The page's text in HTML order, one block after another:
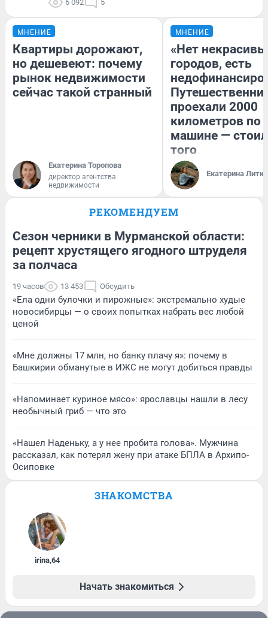
6 092 5
МНЕНИЕ
Квартиры дорожают,
но дешевеют: почему
рынок недвижимости
сейчас такой странный
Екатерина Торопова
директор агентства
недвижимости
МНЕНИЕ
«Нет
городов, есть
проехали 2000
километров по
машине —
того
Екатерина
РЕКОМЕНДУЕМ
Сезон черники в Мурманской области:
рецепт хрустящего ягодного штруделя
за полчаса
19 часов 13 453 Обсудить
«Ела одни булочки и пирожные»: экстремально худые
новосибирцы — о своих попытках набрать вес любой
ценой
«Мне должны 17 млн, но банку плачу я»: почему в
Башкирии обманутые в ИЖС не могут добиться правды
«Напоминает куриное мясо»: ярославцы нашли в лесу
необычный гриб — что это
«Нашел Наденьку, а у нее пробита голова». Мужчина
рассказал, как потерял жену при атаке БПЛА в Архипо-
Осиповке
ЗНАКОМСТВА
irina,64
Начать знакомиться